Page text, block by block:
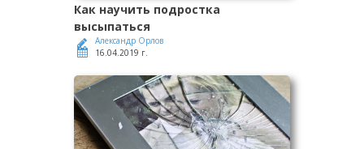
Как научить подростка
высыпаться
Александр Орлов
16.04.2019 г.